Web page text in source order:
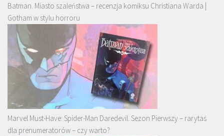
Batman. Miasto szaleństwa – recenzja komiksu Christiana Warda |
Gotham w stylu horroru
Marvel Must-Have: Spider-Man Daredevil. Sezon Pierwszy – rarytas
dla prenumeratorów – czy warto?